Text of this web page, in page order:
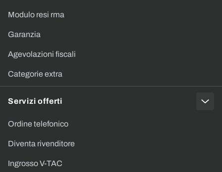
Modulo resi rma
Garanzia
Agevolazioni fiscali
Categorie extra
Servizi offerti
Ordine telefonico
Diventa rivenditore
Ingrosso V-TAC